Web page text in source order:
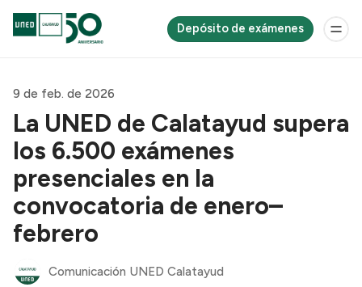
Depósito de exámenes
9 de feb. de 2026
La UNED de Calatayud supera
los 6.500 exámenes
presenciales en la
convocatoria de enero–
febrero
Comunicación UNED Calatayud